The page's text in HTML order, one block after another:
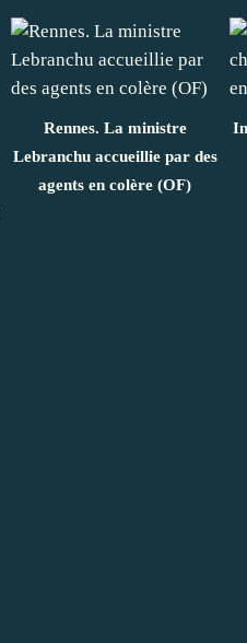
Rennes. La ministre
Lebranchu accueillie par des
agents en colère (OF)